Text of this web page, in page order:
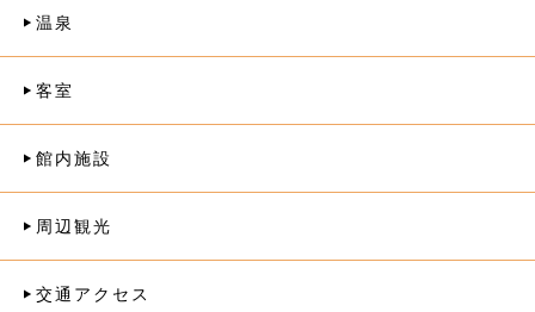
温泉
客室
館内施設
周辺観光
交通アクセス